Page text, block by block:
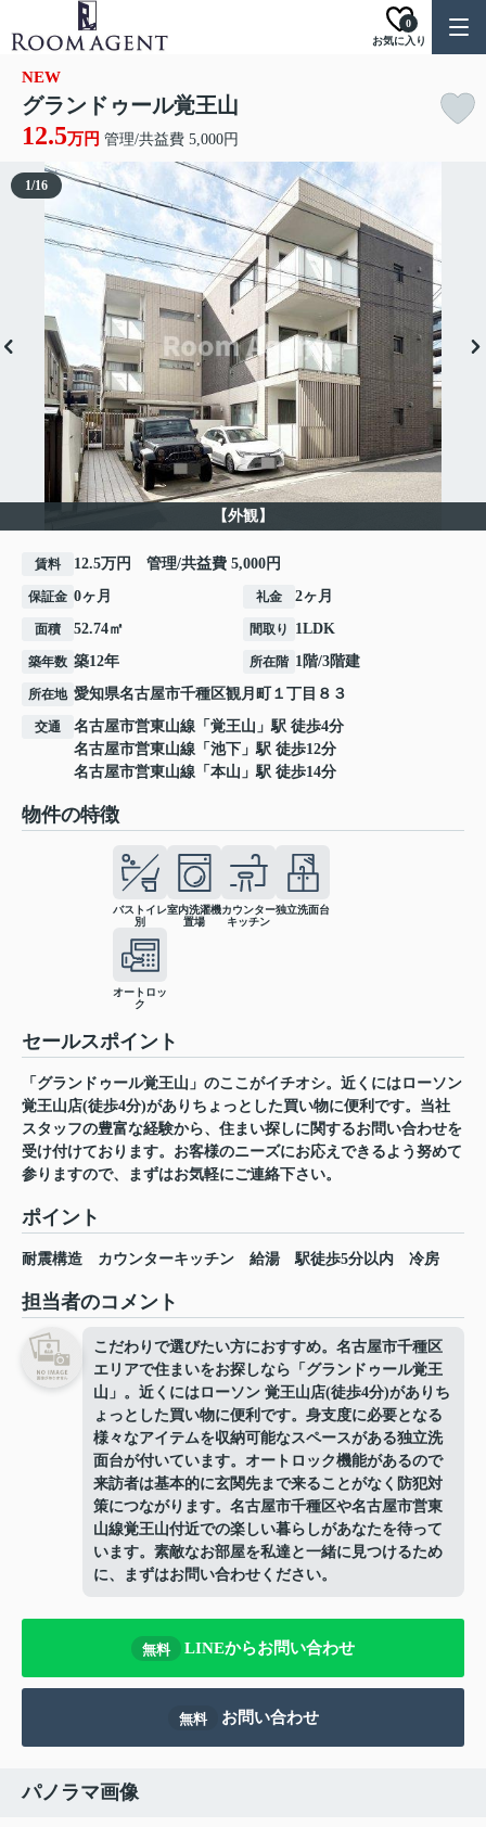
お気に入り
0
NEW
グランドゥール覚王山
12.5万円 管理/共益費 5,000円
【外観】
1/16
賃料 12.5万円 管理/共益費 5,000円
保証金 0ヶ月 礼金 2ヶ月
面積 52.74㎡ 間取り 1LDK
築年数 築12年 所在階 1階/3階建
所在地 愛知県名古屋市千種区観月町 １丁目８３
交通 名古屋市営東山線 「 覚王山 」駅 徒歩4分
名古屋市営東山線 「 池下 」駅 徒歩12分
名古屋市営東山線 「 本山 」駅 徒歩14分
物件の特徴
バストイレ
別
室内洗濯機
置場
カウンター
キッチン
独立洗面台
オートロッ
ク
セールスポイント
「グランドゥール覚王山」のここがイチオシ。近くにはローソン
覚王山店(徒歩4分)がありちょっとした買い物に便利です。当社
スタッフの豊富な経験から、住まい探しに関するお問い合わせを
受け付けております。お客様のニーズにお応えできるよう努めて
参りますので、まずはお気軽にご連絡下さい。
ポイント
耐震構造 カウンターキッチン 給湯 駅徒歩5分以内 冷房
担当者のコメント
こだわりで選びたい方におすすめ。名古屋市千種区
エリアで住まいをお探しなら「グランドゥール覚王
山」。近くにはローソン 覚王山店(徒歩4分)がありち
ょっとした買い物に便利です。身支度に必要となる
様々なアイテムを収納可能なスペースがある独立洗
面台が付いています。オートロック機能があるので
来訪者は基本的に玄関先まで来ることがなく防犯対
策につながります。名古屋市千種区や名古屋市営東
山線覚王山付近での楽しい暮らしがあなたを待って
います。素敵なお部屋を私達と一緒に見つけるため
に、まずはお問い合わせください。
無料 LINEからお問い合わせ
無料 お問い合わせ
パノラマ画像